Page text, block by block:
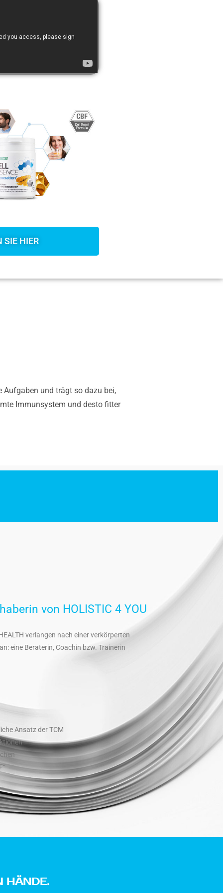
SIE HIER
Aufgaben und trägt so dazu bei,
Immunsystem und desto fitter
von HOLISTIC 4 YOU
verlangen nach einer verkörperten
eine Beraterin, Coachin bzw. Trainerin
Ansatz der TCM
HÄNDE.